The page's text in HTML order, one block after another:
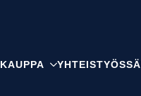
KAUPPA YHTEISTYÖSSÄ